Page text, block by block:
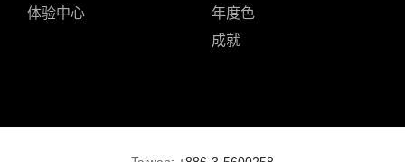
体验中心
年度色
成就